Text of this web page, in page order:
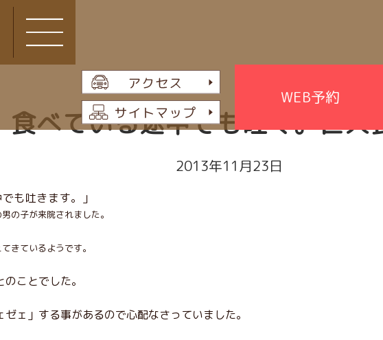
WEB予約
食べている途中でも吐く。巨
2013年11月23日
も吐きます。」
の子が来院されました。
きているようです。
ことでした。
ェ」する事があるので心配なさっていました。